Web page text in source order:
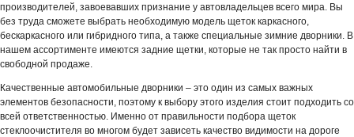
производителей, завоевавших признание у автовладельцев всего мира. Вы
без труда сможете выбрать необходимую модель щеток каркасного,
бескаркасного или гибридного типа, а также специальные зимние дворники. В
нашем ассортименте имеются задние щетки, которые не так просто найти в
свободной продаже.
Качественные автомобильные дворники – это один из самых важных
элементов безопасности, поэтому к выбору этого изделия стоит подходить со
всей ответственностью. Именно от правильности подбора щеток
стеклоочистителя во многом будет зависеть качество видимости на дороге